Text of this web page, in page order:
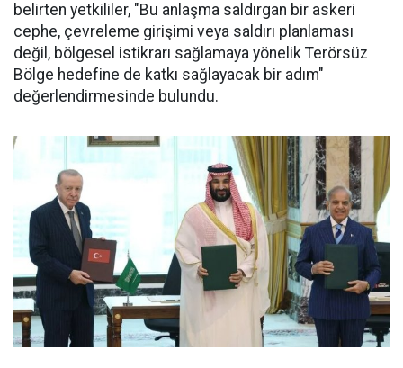
belirten yetkililer, "Bu anlaşma saldırgan bir askeri
cephe, çevreleme girişimi veya saldırı planlaması
değil, bölgesel istikrarı sağlamaya yönelik Terörsüz
Bölge hedefine de katkı sağlayacak bir adım"
değerlendirmesinde bulundu.